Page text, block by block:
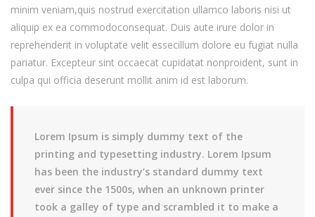
minim veniam,quis nostrud exercitation ullamco laboris nisi ut
aliquip ex ea commodoconsequat. Duis aute irure dolor in
reprehenderit in voluptate velit essecillum dolore eu fugiat nulla
pariatur. Excepteur sint occaecat cupidatat nonproident, sunt in
culpa qui officia deserunt mollit anim id est laborum.
Lorem Ipsum is simply dummy text of the
printing and typesetting industry. Lorem Ipsum
has been the industry’s standard dummy text
ever since the 1500s, when an unknown printer
took a galley of type and scrambled it to make a